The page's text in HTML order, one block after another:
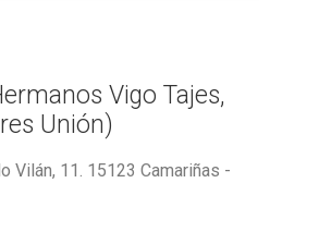
Vigo Tajes,
Unión)
Vilán, 11. 15123 Camariñas -